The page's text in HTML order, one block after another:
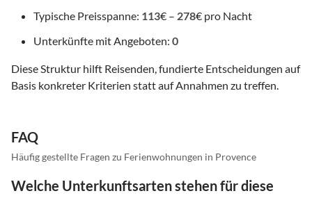
Typische Preisspanne: 113€ – 278€ pro Nacht
Unterkünfte mit Angeboten: 0
Diese Struktur hilft Reisenden, fundierte Entscheidungen auf
Basis konkreter Kriterien statt auf Annahmen zu treffen.
FAQ
Häufig gestellte Fragen zu Ferienwohnungen in Provence
Welche Unterkunftsarten stehen für diese